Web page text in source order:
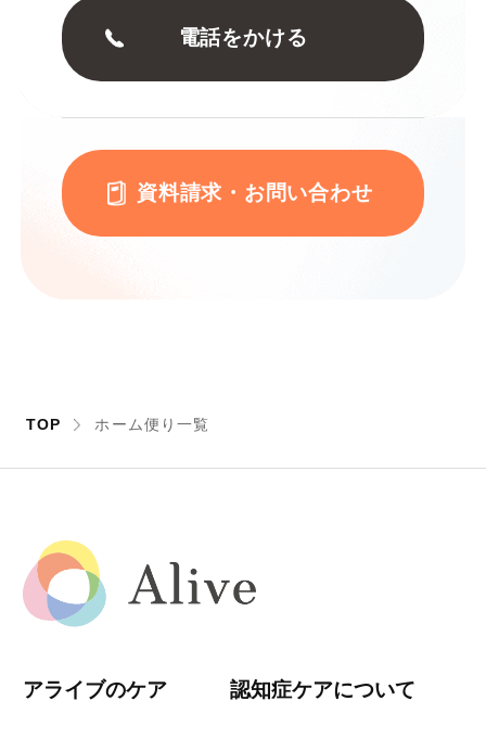
電話をかける
資料請求・お問い合わせ
TOP ホーム便り一覧
アライブのケア 認知症ケアについて